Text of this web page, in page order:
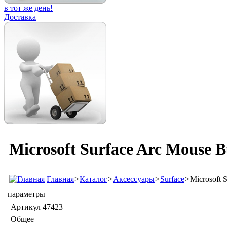
в тот же день!
Доставка
Microsoft Surface Arc Mouse
Главная>Каталог>Аксессуары>Surface>Microsoft
параметры
Артикул 47423
Общее